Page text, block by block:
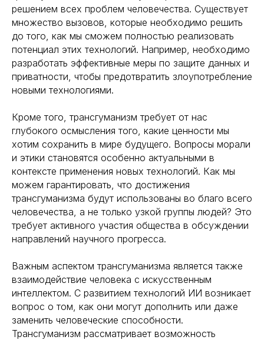
решением всех проблем человечества. Существует
множество вызовов, которые необходимо решить
до того, как мы сможем полностью реализовать
потенциал этих технологий. Например, необходимо
разработать эффективные меры по защите данных и
приватности, чтобы предотвратить злоупотребление
новыми технологиями.
Кроме того, трансгуманизм требует от нас
глубокого осмысления того, какие ценности мы
хотим сохранить в мире будущего. Вопросы морали
и этики становятся особенно актуальными в
контексте применения новых технологий. Как мы
можем гарантировать, что достижения
трансгуманизма будут использованы во благо всего
человечества, а не только узкой группы людей? Это
требует активного участия общества в обсуждении
направлений научного прогресса.
Важным аспектом трансгуманизма является также
взаимодействие человека с искусственным
интеллектом. С развитием технологий ИИ возникает
вопрос о том, как они могут дополнить или даже
заменить человеческие способности.
Трансгуманизм рассматривает возможность